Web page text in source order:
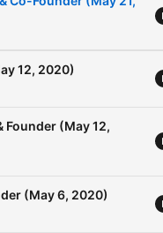
12, 2020)
Founder (May 12,
(May 6, 2020)